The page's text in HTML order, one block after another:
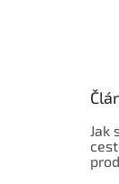
Jak